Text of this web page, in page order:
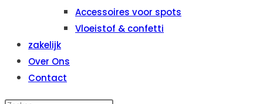
Accessoires voor spots
Vloeistof & confetti
zakelijk
Over Ons
Contact